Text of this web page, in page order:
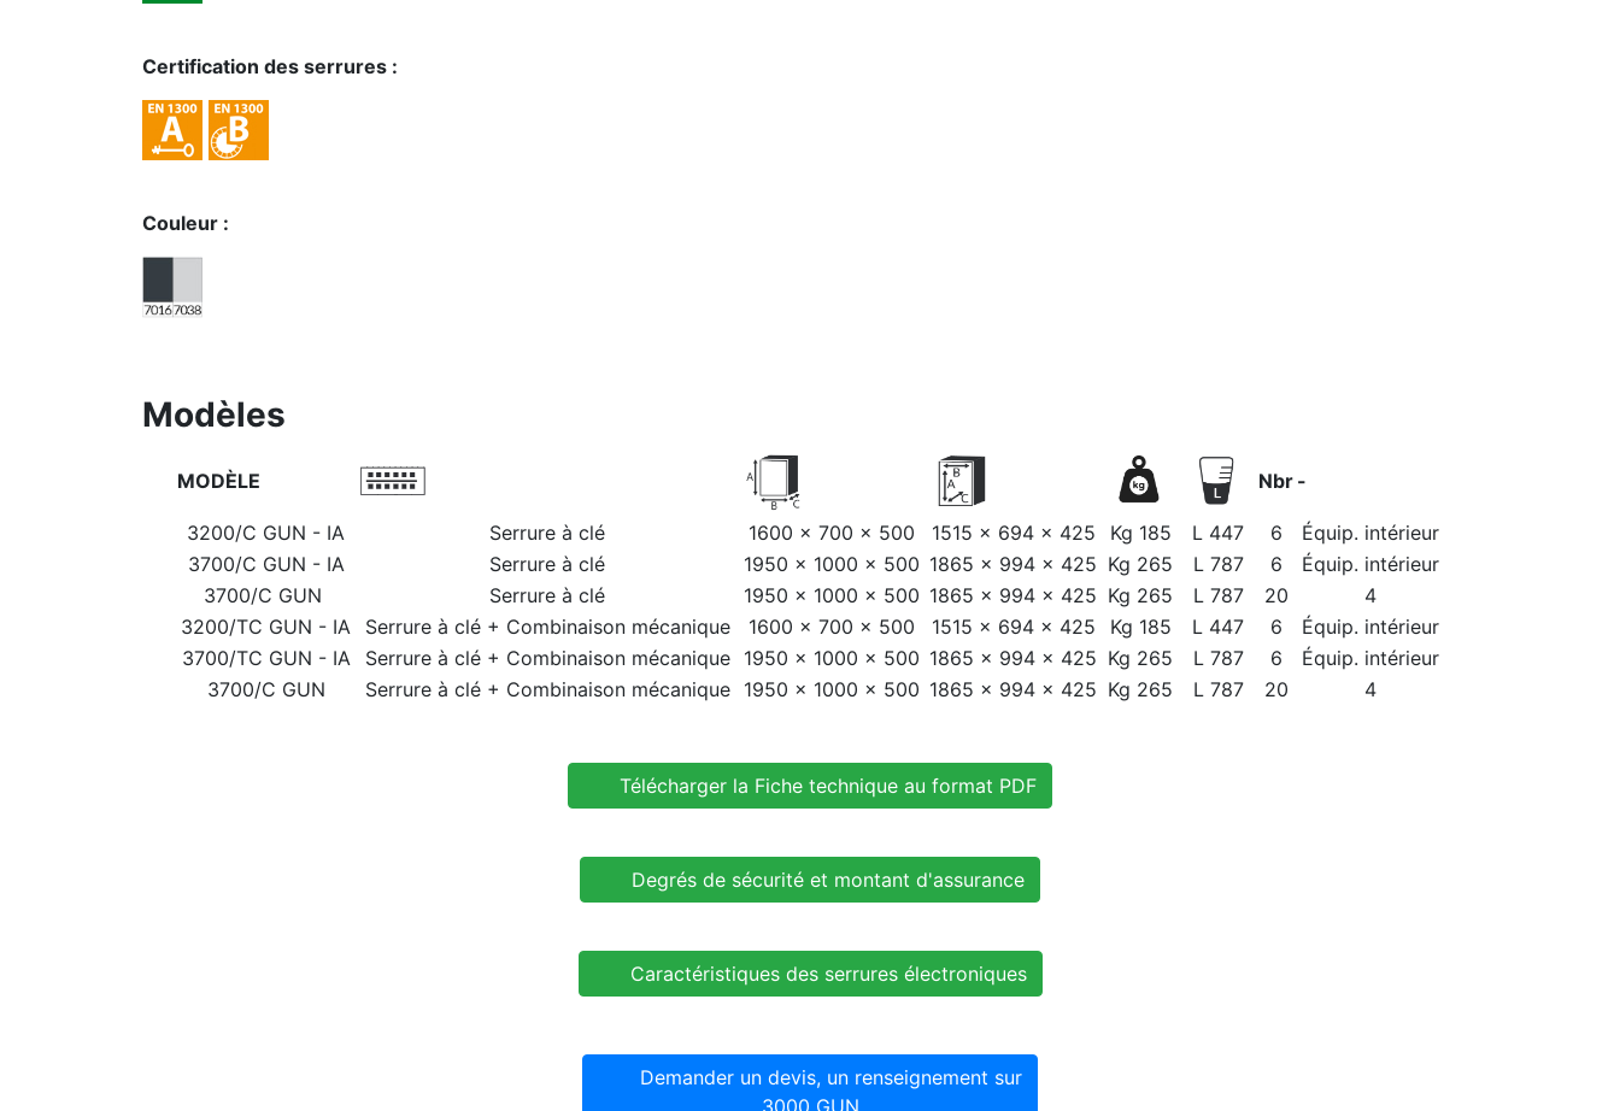
Certification des serrures :
Couleur :
Modèles
MODÈLE Nbr -
3200/C GUN - IA Serrure à clé 1600 × 700 × 500 1515 × 694 × 425 Kg 185 L 447 6
Équip. intérieur
3700/C GUN - IA
Serrure à clé 1950 × 1000 × 500 1865 × 994 × 425 Kg 265 L 787 6
Équip. intérieur
3700/C GUN
Serrure à clé 1950 × 1000 × 500 1865 × 994 × 425 Kg 265 L 787 20
4
3200/TC GUN - IA
Serrure à clé + Combinaison mécanique 1600 × 700 × 500 1515 × 694 × 425 Kg 185 L 447 6
Équip. intérieur
3700/TC GUN - IA
Serrure à clé + Combinaison mécanique 1950 × 1000 × 500 1865 × 994 × 425 Kg 265 L 787 6
Équip. intérieur
3700/C GUN
Serrure à clé + Combinaison mécanique 1950 × 1000 × 500 1865 × 994 × 425 Kg 265 L 787 20 4
Télécharger la Fiche technique au format PDF
Degrés de sécurité et montant d'assurance
Caractéristiques des serrures électroniques
Demander un devis, un renseignement sur
3000 GUN